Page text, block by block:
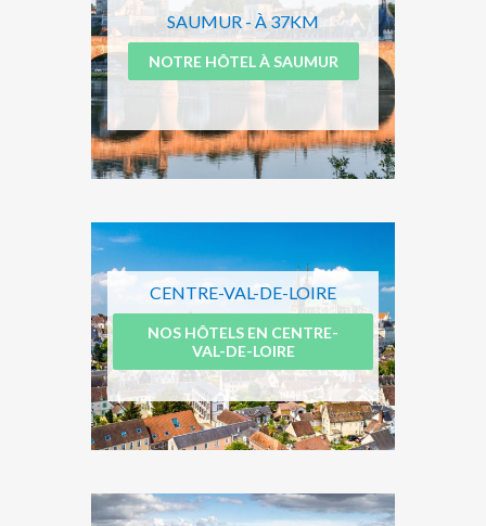
SAUMUR - À 37KM
NOTRE HÔTEL À SAUMUR
CENTRE-VAL-DE-LOIRE
NOS HÔTELS EN CENTRE-
VAL-DE-LOIRE